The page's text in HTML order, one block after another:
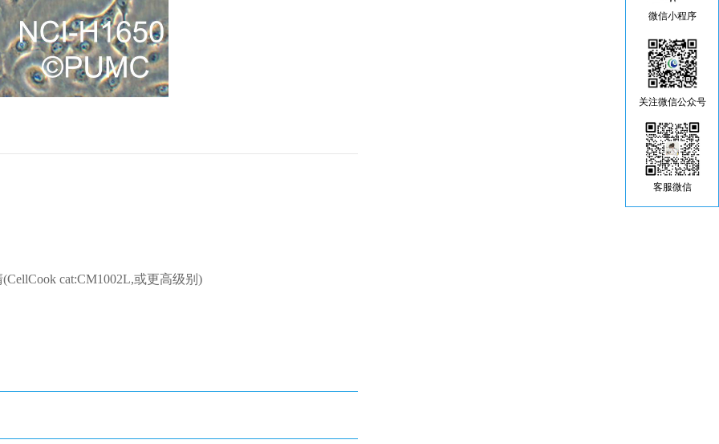
cat:CM1002L,或更高级别)
微信小程序
关注微信公众号
客服微信